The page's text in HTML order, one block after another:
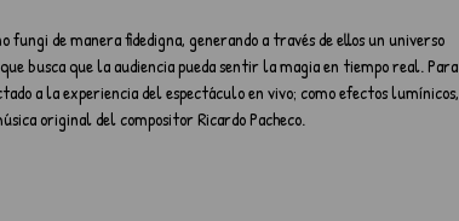
de manera fidedigna, generando a través de ellos un universo
busca que la audiencia pueda sentir la magia en tiempo real. Para
a la experiencia del espectáculo en vivo; como efectos lumínicos,
original del compositor Ricardo Pacheco.